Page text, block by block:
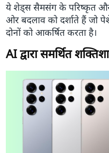
ये शेड्स सैमसंग के परिष्कृत
ओर बदलाव को दर्शाते हैं जो
दोनों को आकर्षित करता है।
AI द्वारा समर्थित